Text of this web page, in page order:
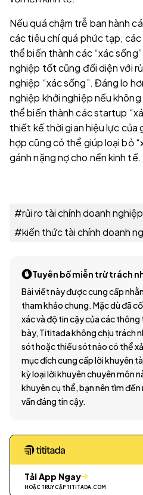
Nếu quá chậm trễ ban hành
các tiêu chí quá phức tạp,
thể biến thành các “xác
nghiệp tốt cũng đối diện với
nghiệp “xác sống”. Đáng lo
nghiệp khởi nghiệp nếu
thể biến thành các startup
thiết kế thời gian hiệu lực của
hợp cũng có thể giúp loại bỏ
gánh nặng nợ cho nền kinh tế.
#rủi ro tài chính doanh nghiệp
#kiến thức tài chính doanh
Tuyên bố miễn trừ trách
Bài viết này được cung cấp
tham khảo chung. Mặc dù đã
xác và độ tin cậy của các
bày, Tititada không chịu trách
sót hoặc thiếu sót nào có thể
mục đích cung cấp lời khuyên
kỳ loại lời khuyên chuyên môn
khuyên cụ thể, bạn nên tìm
vấn đáng tin cậy.
Tải App Ngay
HOẶC TRUY CẬP TITITADA.COM